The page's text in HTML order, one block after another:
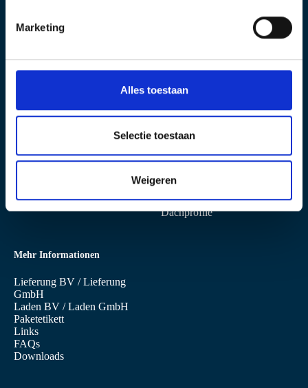
Marketing
Alles toestaan
Selectie toestaan
Weigeren
Postbus 97
info@sabprofiel.nl
Produkte
Sandwichpaneele
Dachpaneele
Designprofile
Kassetten
Dachprofile
Mehr Informationen
Lieferung BV /Lieferung
GmbH
Laden BV /Laden GmbH
Paketetikett
Links
FAQs
Downloads
4191 PG Geldermalsen
Standort Niederaula